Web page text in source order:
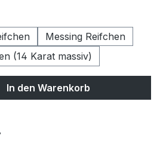
Messing Reifchen
(14 Karat massiv)
gewünschten Wert
In den Warenkorb